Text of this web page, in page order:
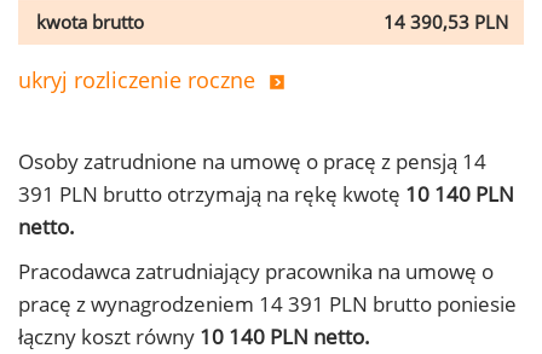
kwota brutto
14 390,53 PLN
ukryj rozliczenie roczne
Osoby zatrudnione na umowę o pracę z pensją 14
391 PLN brutto otrzymają na rękę kwotę 10 140 PLN
netto.
Pracodawca zatrudniający pracownika na umowę o
pracę z wynagrodzeniem 14 391 PLN brutto poniesie
łączny koszt równy 10 140 PLN netto.